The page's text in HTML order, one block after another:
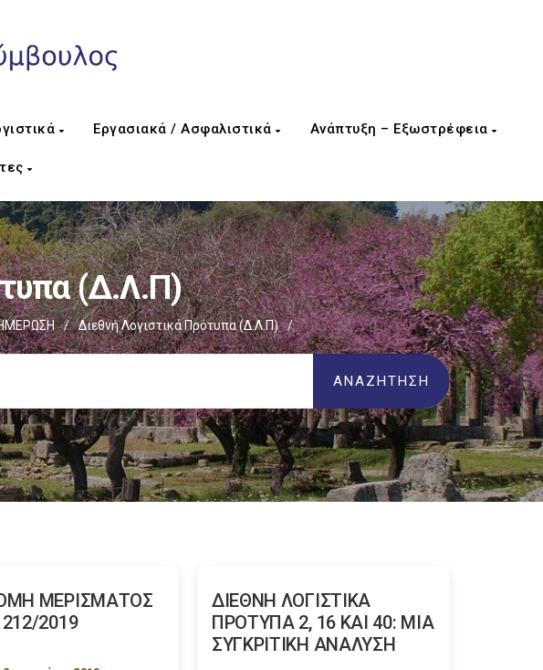
Εργασιακά / Ασφαλιστικά Ανάπτυξη – Εξωστρέφεια
(Δ.Λ.Π)
/ Διεθνή Λογιστικά Πρότυπα (Δ.Λ.Π) /
ΜΕΡΙΣΜΑΤΟΣ
2019
ΔΙΕΘΝΗ ΛΟΓΙΣΤΙΚΑ
ΠΡΟΤΥΠΑ 2, 16 ΚΑΙ 40: ΜΙΑ
ΣΥΓΚΡΙΤΙΚΗ ΑΝΑΛΥΣΗ